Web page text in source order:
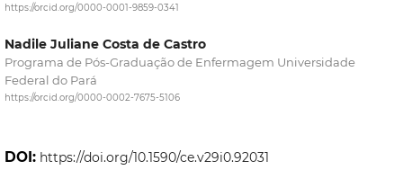
https://orcid.org/0000-0001-9859-0341
Nadile Juliane Costa de Castro
Programa de Pós-Graduação de Enfermagem Universidade
Federal do Pará
https://orcid.org/0000-0002-7675-5106
DOI: https://doi.org/10.1590/ce.v29i0.92031